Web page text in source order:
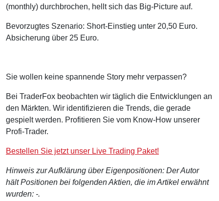
(monthly) durchbrochen, hellt sich das Big-Picture auf.
Bevorzugtes Szenario: Short-Einstieg unter 20,50 Euro.
Absicherung über 25 Euro.
Sie wollen keine spannende Story mehr verpassen?
Bei TraderFox beobachten wir täglich die Entwicklungen an
den Märkten. Wir identifizieren die Trends, die gerade
gespielt werden. Profitieren Sie vom Know-How unserer
Profi-Trader.
Bestellen Sie jetzt unser Live Trading Paket!
Hinweis zur Aufklärung über Eigenpositionen: Der Autor
hält Positionen bei folgenden Aktien, die im Artikel erwähnt
wurden: -.